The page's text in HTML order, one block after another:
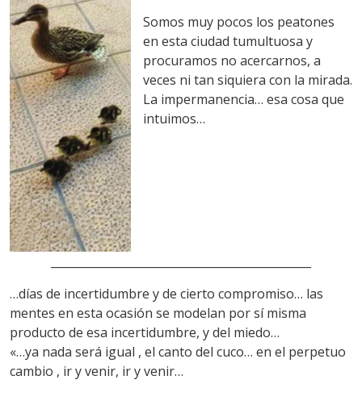
Somos muy pocos los peatones
en esta ciudad tumultuosa y
procuramos no acercarnos, a
veces ni tan siquiera con la mirada.
La impermanencia… esa cosa que
intuimos…
…días de incertidumbre y de cierto compromiso… las
mentes en esta ocasión se modelan por sí misma
producto de esa incertidumbre, y del miedo…
«…ya nada será igual , el canto del cuco… en el perpetuo
cambio , ir y venir, ir y venir…